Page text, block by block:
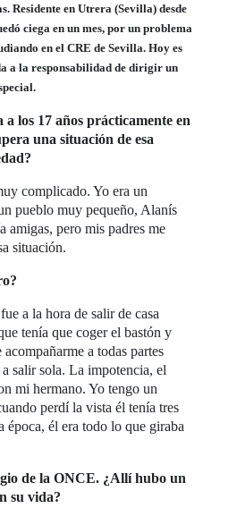
Residente en Utrera (Sevilla) desde
ciega en un mes, por un problema
en el CRE de Sevilla. Hoy es
a la responsabilidad de dirigir un
los 17 años prácticamente en
una situación de esa
complicado. Yo era un
pueblo muy pequeño, Alanís
amigas, pero mis padres me
situación.
a la hora de salir de casa
tenía que coger el bastón y
a todas partes
salir sola. La impotencia, el
mi hermano. Yo tengo un
perdí la vista él tenía tres
época, él era todo lo que giraba
de la ONCE. ¿Allí hubo un
su vida?